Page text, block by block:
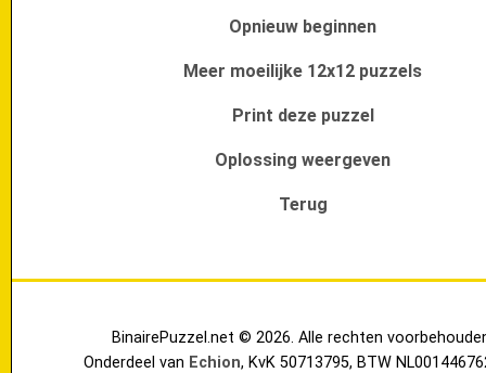
Opnieuw beginnen
Meer moeilijke 12x12 puzzels
Print deze puzzel
Oplossing weergeven
Terug
BinairePuzzel.net © 2026. Alle rechten
Onderdeel van Echion, KvK 50713795, BTW